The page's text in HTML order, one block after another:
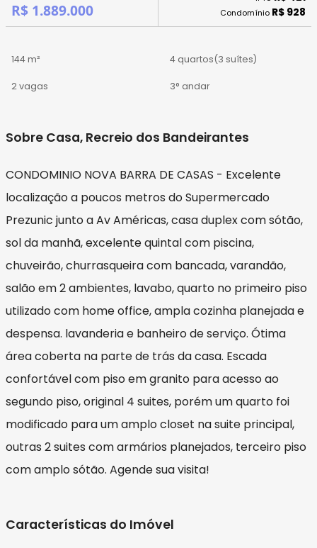
R$ 1.889.000 Condomínio R$ 928
144 m² 4 quartos(3 suítes)
2 vagas 3° andar
Sobre Casa, Recreio dos Bandeirantes
CONDOMINIO NOVA BARRA DE CASAS - Excelente
localização a poucos metros do Supermercado
Prezunic junto a Av Américas, casa duplex com sótão,
sol da manhã, excelente quintal com piscina,
chuveirão, churrasqueira com bancada, varandão,
salão em 2 ambientes, lavabo, quarto no primeiro piso
utilizado com home office, ampla cozinha planejada e
despensa. lavanderia e banheiro de serviço. Ótima
área coberta na parte de trás da casa. Escada
confortável com piso em granito para acesso ao
segundo piso, original 4 suites, porém um quarto foi
modificado para um amplo closet na suite principal,
outras 2 suites com armários planejados, terceiro piso
com amplo sótão. Agende sua visita!
Características do Imóvel